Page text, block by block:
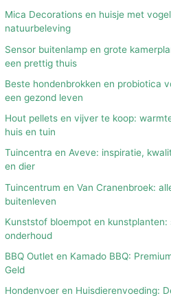
Mica Decorations en huisje met
natuurbeleving
Sensor buitenlamp en grote
een prettig thuis
Beste hondenbrokken en probiotica
een gezond leven
Hout pellets en vijver te koop:
huis en tuin
Tuincentra en Aveve: inspiratie,
en dier
Tuincentrum en Van Cranenbroek:
buitenleven
Kunststof bloempot en
onderhoud
BBQ Outlet en Kamado BBQ:
Geld
Hondenvoer en Huisdierenvoeding: